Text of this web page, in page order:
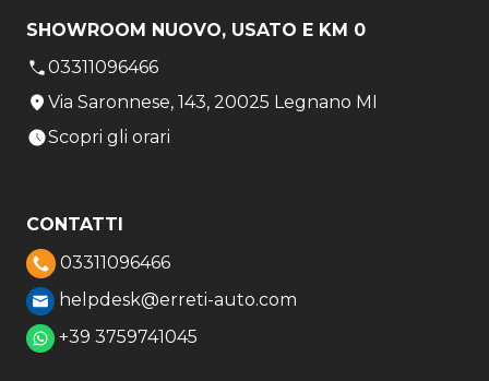
SHOWROOM NUOVO, USATO E KM 0
03311096466
Via Saronnese, 143, 20025 Legnano MI
Scopri gli orari
CONTATTI
03311096466
helpdesk@erreti-auto.com
+39 3759741045